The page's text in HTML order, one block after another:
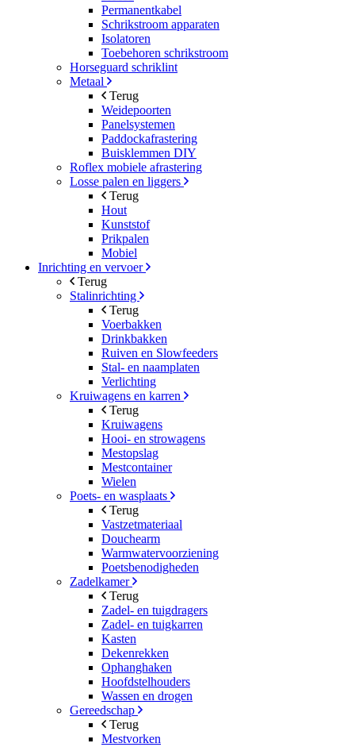
Permanentkabel
Schrikstroom apparaten
Isolatoren
Toebehoren schrikstroom
Horseguard schriklint
Metaal
Terug
Weidepoorten
Panelsystemen
Paddockafrastering
Buisklemmen DIY
Roflex mobiele afrastering
Losse palen en liggers
Terug
Hout
Kunststof
Prikpalen
Mobiel
Inrichting en vervoer
Terug
Stalinrichting
Terug
Voerbakken
Drinkbakken
Ruiven en Slowfeeders
Stal- en naamplaten
Verlichting
Kruiwagens en karren
Terug
Kruiwagens
Hooi- en strowagens
Mestopslag
Mestcontainer
Wielen
Poets- en wasplaats
Terug
Vastzetmateriaal
Douchearm
Warmwatervoorziening
Poetsbenodigheden
Zadelkamer
Terug
Zadel- en tuigdragers
Zadel- en tuigkarren
Kasten
Dekenrekken
Ophanghaken
Hoofdstelhouders
Wassen en drogen
Gereedschap
Terug
Mestvorken